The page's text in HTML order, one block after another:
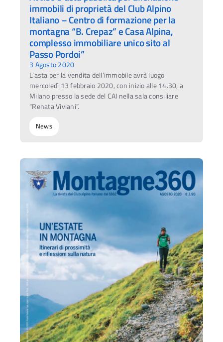
immobili di proprietà del Club Alpino
Italiano – Centro di formazione per la
montagna “B. Crepaz” e Casa Alpina,
complesso immobiliare unico sito al
Passo Pordoi”
3 Agosto 2020
L’asta per la vendita dell’immobile avrà luogo
mercoledì 13 febbraio 2020, con inizio alle 14.30, a
Milano presso la sede del CAI nella sala consiliare
“Renata Viviani”.
News